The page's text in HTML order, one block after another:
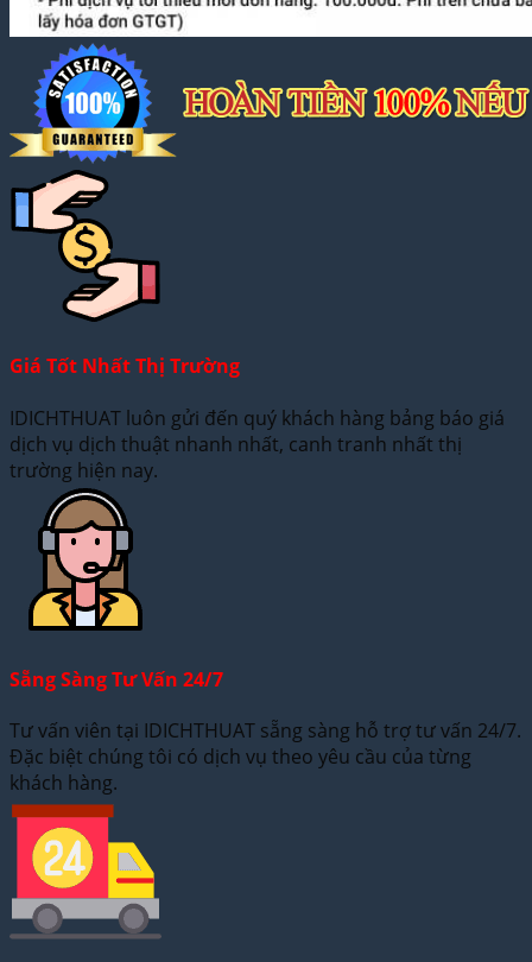
Giá Tốt Nhất Thị Trường
IDICHTHUAT luôn gửi đến quý khách hàng bảng báo giá
dịch vụ dịch thuật nhanh nhất, canh tranh nhất thị
trường hiện nay.
Sẵng Sàng Tư Vấn 24/7
Tư vấn viên tại IDICHTHUAT sẵng sàng hỗ trợ tư vấn 24/7.
Đặc biệt chúng tôi có dịch vụ theo yêu cầu của từng
khách hàng.